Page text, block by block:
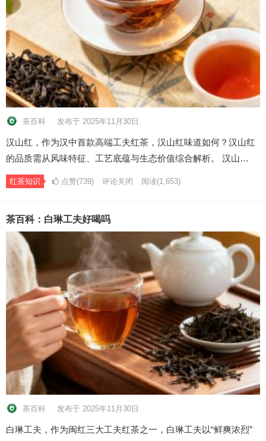
茶百科 发布于 2025年11月30日
汉山红，作为汉中首款高端工夫红茶，汉山红味道如何？汉山红
的品质需从风味特征、工艺底蕴与生态价值综合解析。 汉山…
红茶知识 点赞(739) 评论关闭 阅读(1,653)
茶百科：白琳工夫好喝吗
茶百科 发布于 2025年11月30日
白琳工夫，作为闽红三大工夫红茶之一，白琳工夫以“鲜爽浓烈”